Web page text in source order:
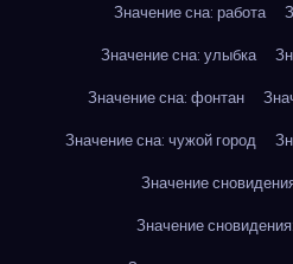
Значение сна: работа
Значение сна: улыбка
Значение сна: фонтан
Значение сна: чужой город
Значение
Значение